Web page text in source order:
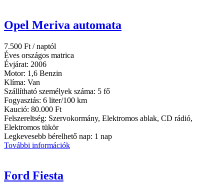
Opel Meriva automata
7.500 Ft / naptól
Éves országos matrica
Évjárat: 2006
Motor: 1,6 Benzin
Klíma: Van
Szállítható személyek száma: 5 fő
Fogyasztás: 6 liter/100 km
Kaució: 80.000 Ft
Felszereltség: Szervokormány, Elektromos ablak, CD rádió,
Elektromos tükör
Legkevesebb bérelhető nap: 1 nap
További információk
Ford Fiesta